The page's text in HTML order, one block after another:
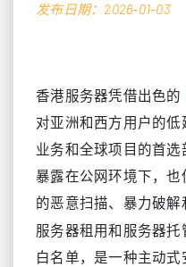
发布日期：2026-01-03
香港服务器凭借出色的
对亚洲和西方用户的
业务和全球项目的首
暴露在公网环境下，
的恶意扫描、暴力破
服务器租用和服务器托
白名单，是一种主动